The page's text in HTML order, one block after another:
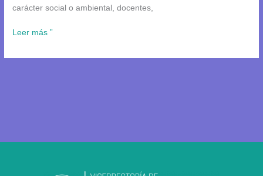
carácter social o ambiental, docentes,
Leer más ”